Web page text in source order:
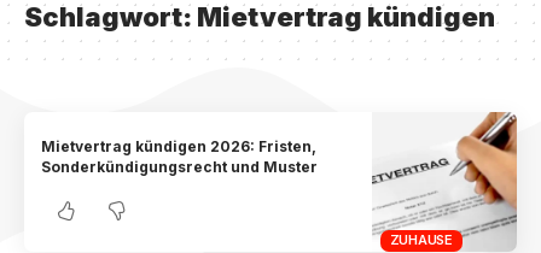
Schlagwort: Mietvertrag kündigen
ZUHAUSE
Mietvertrag kündigen 2026: Fristen,
Sonderkündigungsrecht und Muster